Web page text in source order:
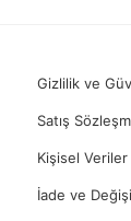
Gizlilik ve
Satış
Kişisel Veriler
İade ve